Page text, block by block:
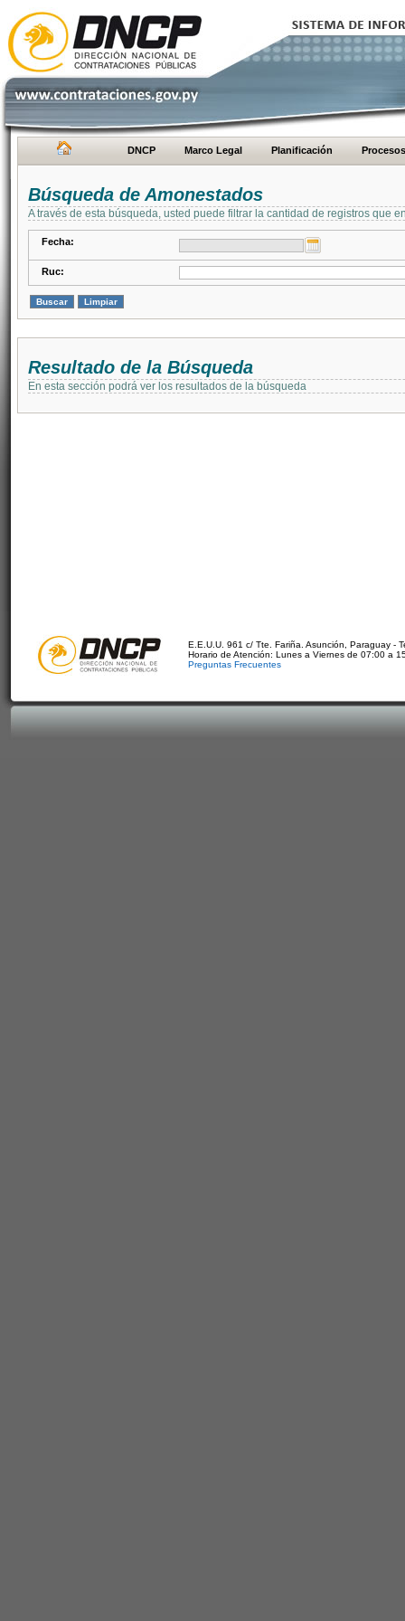
DNCP Marco Legal Planificación Procesos
Búsqueda de Amonestados
A través de esta búsqueda, usted puede filtrar la cantidad de registros que
Fecha:
Ruc:
Resultado de la Búsqueda
En esta sección podrá ver los resultados de la búsqueda
E.E.U.U. 961 c/ Tte. Fariña. Asunción, Paraguay -
Horario de Atención: Lunes a Viernes de 07:00 a
Preguntas Frecuentes